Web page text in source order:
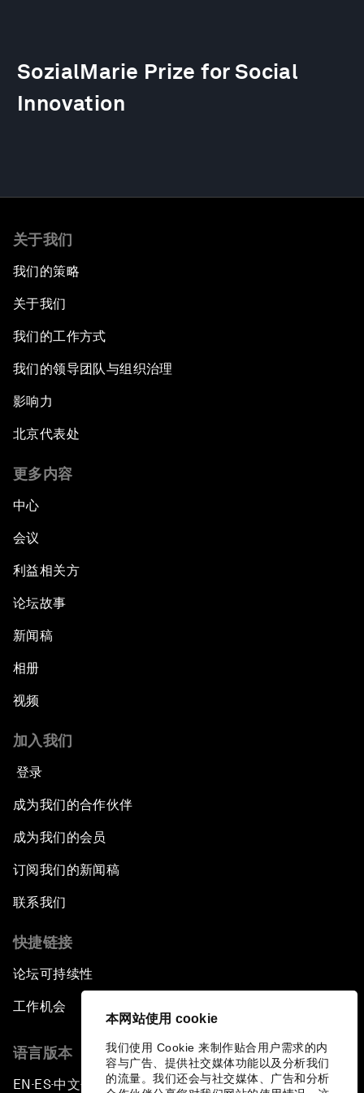
本网站使用 cookie
我们使用 Cookie 来制作贴合用户需求的内
容与广告、提供社交媒体功能以及分析我们
的流量。我们还会与社交媒体、广告和分析
SozialMarie Prize for Social
Innovation
关于我们
我们的策略
关于我们
我们的工作方式
我们的领导团队与组织治理
影响力
北京代表处
更多内容
中心
会议
利益相关方
论坛故事
新闻稿
相册
视频
加入我们
登录
成为我们的合作伙伴
成为我们的会员
订阅我们的新闻稿
联系我们
快捷链接
论坛可持续性
工作机会
语言版本
EN ▪ES▪中文▪ 日本語